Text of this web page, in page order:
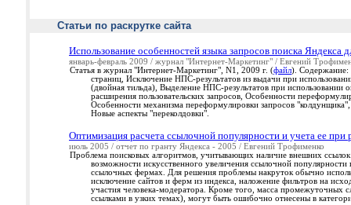
Статьи по раскрутке сайта
Использование особенностей языка запросов поиска Яндекса
январь-февраль 2009 / журнал "Интернет-Маркетинг" / Евгений
Статья в журнал "Интернет-Маркетинг", N1, 2009 г. (файл). Содержание:
страниц, Исключение НПС-результатов из выдачи при
(двойная тильда), Выделение НПС-результатов при использовании
расширения пользовательских запросов, Особенности
Особенности механизма переформулировки запросов
Новые аспекты "переколдовки".
Оптимизация расчета ссылочной популярности и учета ее при
июль 2005 / отчет по гранту Яндекса - 2005 / Евгений Трофименко
Проблема поисковых алгоритмов, учитывающих наличие внешних ссылок
возможности искусственного увеличения ссылочной
ссылочных фермах. Для решения проблемы накруток обычно
исключение сайтов и ферм из индекса, наложение фильтров на
участия человека-модератора. Кроме того, масса промежуточных
ссылками в узких темах), могут быть ошибочно отнесены в